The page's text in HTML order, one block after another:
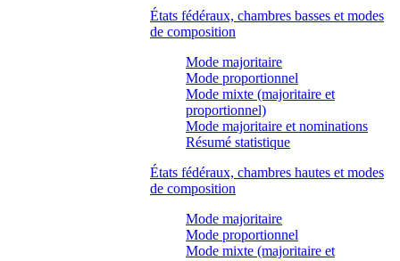
États fédéraux, chambres basses et modes
de composition
Mode majoritaire
Mode proportionnel
Mode mixte (majoritaire et
proportionnel)
Mode majoritaire et nominations
Résumé statistique
États fédéraux, chambres hautes et modes
de composition
Mode majoritaire
Mode proportionnel
Mode mixte (majoritaire et